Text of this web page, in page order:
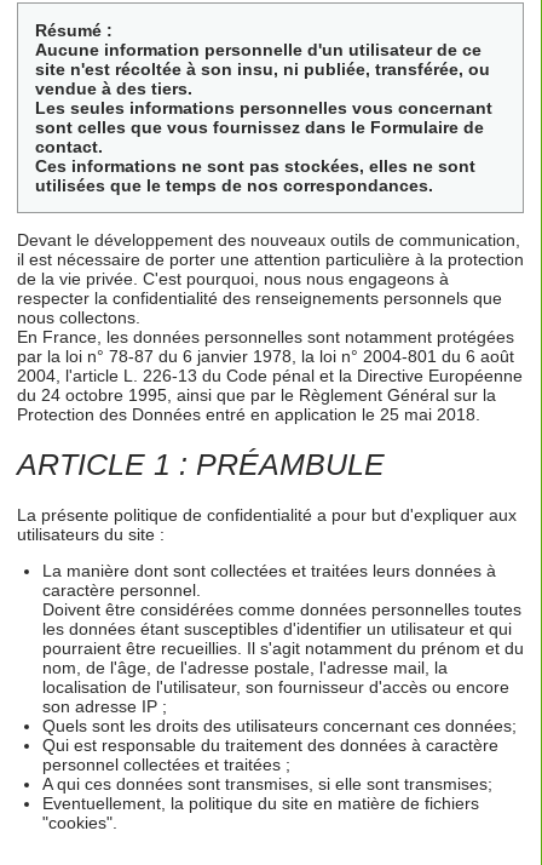
Résumé :
Aucune information personnelle d'un utilisateur de ce
site n'est récoltée à son insu, ni publiée, transférée, ou
vendue à des tiers.
Les seules informations personnelles vous concernant
sont celles que vous fournissez dans le Formulaire de
contact.
Ces informations ne sont pas stockées, elles ne sont
utilisées que le temps de nos correspondances.
Devant le développement des nouveaux outils de communication,
il est nécessaire de porter une attention particulière à la protection
de la vie privée. C'est pourquoi, nous nous engageons à
respecter la confidentialité des renseignements personnels que
nous collectons.
En France, les données personnelles sont notamment protégées
par la loi n° 78-87 du 6 janvier 1978, la loi n° 2004-801 du 6 août
2004, l'article L. 226-13 du Code pénal et la Directive Européenne
du 24 octobre 1995, ainsi que par le Règlement Général sur la
Protection des Données entré en application le 25 mai 2018.
ARTICLE 1 : PRÉAMBULE
La présente politique de confidentialité a pour but d'expliquer aux
utilisateurs du site :
La manière dont sont collectées et traitées leurs données à
caractère personnel.
Doivent être considérées comme données personnelles toutes
les données étant susceptibles d'identifier un utilisateur et qui
pourraient être recueillies. Il s'agit notamment du prénom et du
nom, de l'âge, de l'adresse postale, l'adresse mail, la
localisation de l'utilisateur, son fournisseur d'accès ou encore
son adresse IP ;
Quels sont les droits des utilisateurs concernant ces données;
Qui est responsable du traitement des données à caractère
personnel collectées et traitées ;
A qui ces données sont transmises, si elle sont transmises;
Eventuellement, la politique du site en matière de fichiers
"cookies".